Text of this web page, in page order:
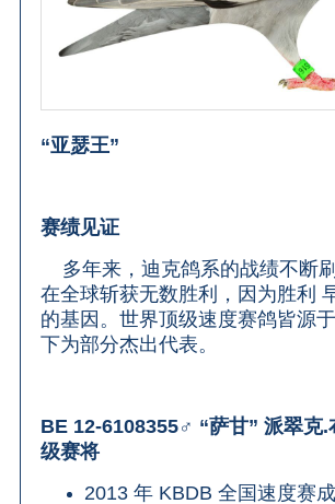
“亚瑟王”
赛绩见证
多年来，迪克鸽系的战绩不断
在全球斩获无数胜利，因为胜利
的基因。世界顶级速度赛鸽皆源
下为部分杰出代表。
BE 12-6108355♂ “萨甘” 派翠克.
级赛将
2013 年 KBDB 全国速度赛